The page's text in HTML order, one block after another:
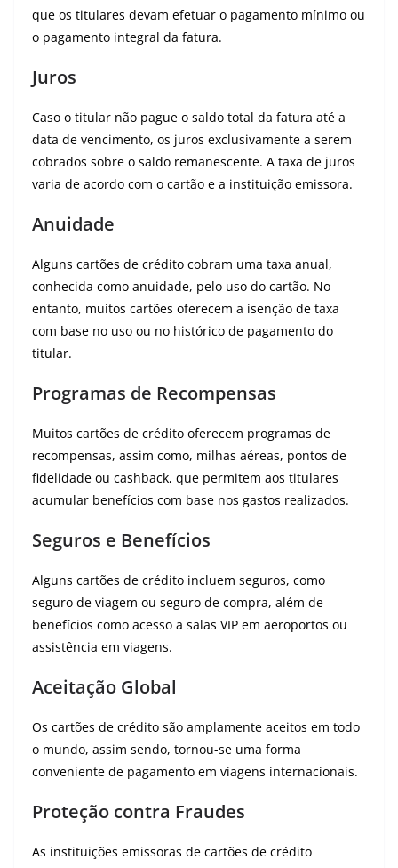
que os titulares devam efetuar o pagamento mínimo ou
o pagamento integral da fatura.
Juros
Caso o titular não pague o saldo total da fatura até a
data de vencimento, os juros exclusivamente a serem
cobrados sobre o saldo remanescente. A taxa de juros
varia de acordo com o cartão e a instituição emissora.
Anuidade
Alguns cartões de crédito cobram uma taxa anual,
conhecida como anuidade, pelo uso do cartão. No
entanto, muitos cartões oferecem a isenção de taxa
com base no uso ou no histórico de pagamento do
titular.
Programas de Recompensas
Muitos cartões de crédito oferecem programas de
recompensas, assim como, milhas aéreas, pontos de
fidelidade ou cashback, que permitem aos titulares
acumular benefícios com base nos gastos realizados.
Seguros e Benefícios
Alguns cartões de crédito incluem seguros, como
seguro de viagem ou seguro de compra, além de
benefícios como acesso a salas VIP em aeroportos ou
assistência em viagens.
Aceitação Global
Os cartões de crédito são amplamente aceitos em todo
o mundo, assim sendo, tornou-se uma forma
conveniente de pagamento em viagens internacionais.
Proteção contra Fraudes
As instituições emissoras de cartões de crédito